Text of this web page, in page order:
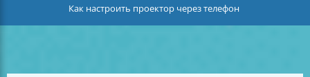
Как настроить проектор через телефон